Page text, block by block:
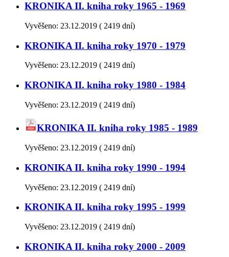
KRONIKA II. kniha roky 1965 - 1969
Vyvěšeno: 23.12.2019 ( 2419 dní)
KRONIKA II. kniha roky 1970 - 1979
Vyvěšeno: 23.12.2019 ( 2419 dní)
KRONIKA II. kniha roky 1980 - 1984
Vyvěšeno: 23.12.2019 ( 2419 dní)
KRONIKA II. kniha roky 1985 - 1989
Vyvěšeno: 23.12.2019 ( 2419 dní)
KRONIKA II. kniha roky 1990 - 1994
Vyvěšeno: 23.12.2019 ( 2419 dní)
KRONIKA II. kniha roky 1995 - 1999
Vyvěšeno: 23.12.2019 ( 2419 dní)
KRONIKA II. kniha roky 2000 - 2009